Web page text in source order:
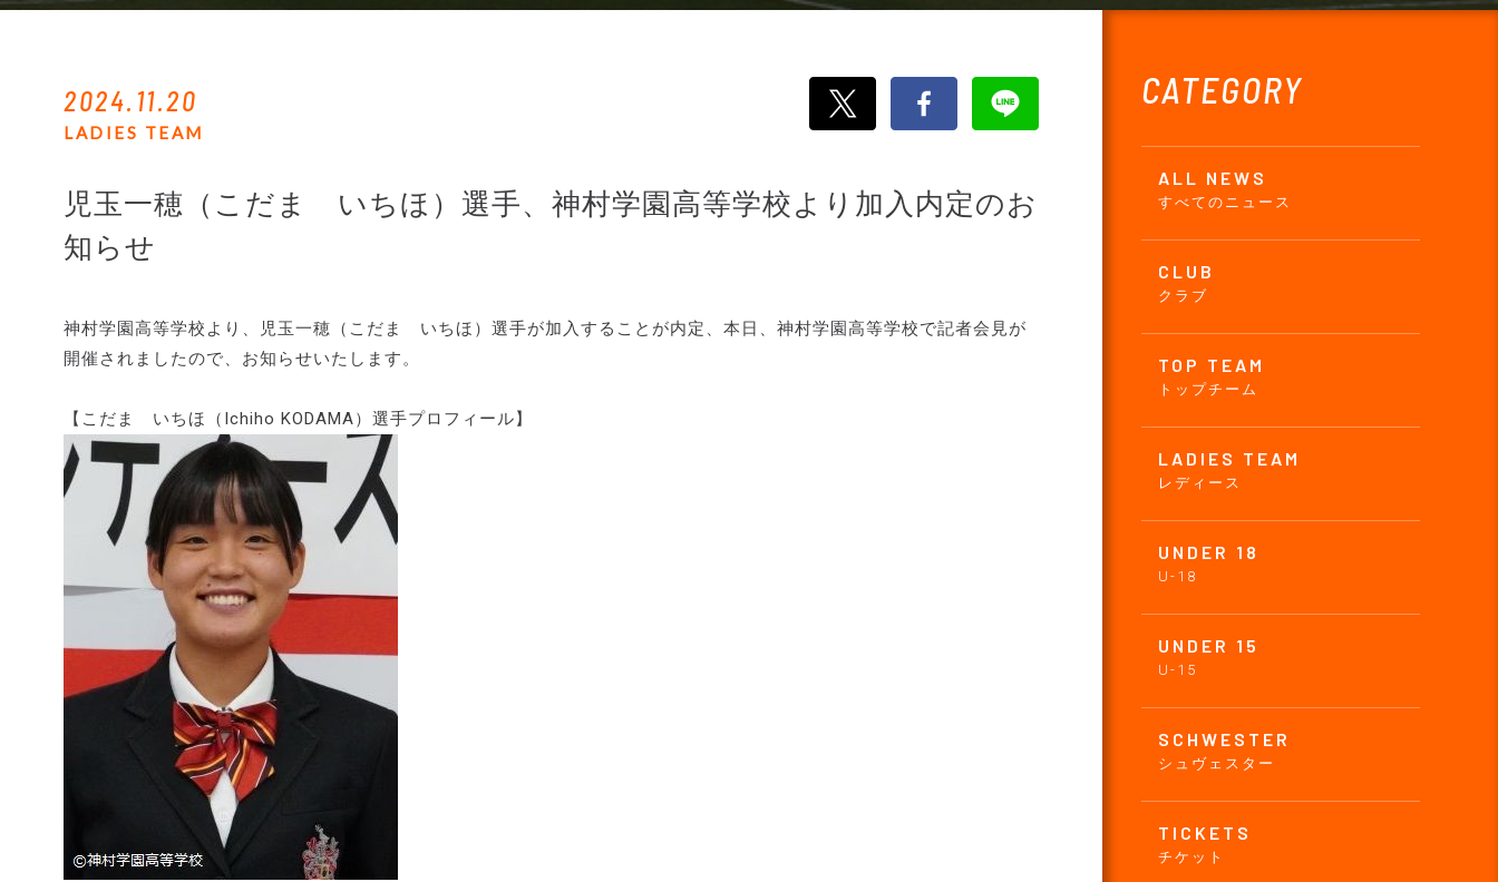
CATEGORY
ALL NEWS
すべてのニュース
CLUB
クラブ
TOP TEAM
トップチーム
LADIES TEAM
レディース
UNDER 18
U-18
UNDER 15
U-15
SCHWESTER
シュヴェスター
TICKETS
チケット
2024.11.20
LADIES TEAM
児玉一穂（こだま いちほ）選手、神村学園高等学校より加入内定のお
知らせ
神村学園高等学校より、児玉一穂（こだま いちほ）選手が加入することが内定、本日、神村学園高等学校で記者会見が
開催されましたので、お知らせいたします。
【こだま いちほ（Ichiho KODAMA）選手プロフィール】